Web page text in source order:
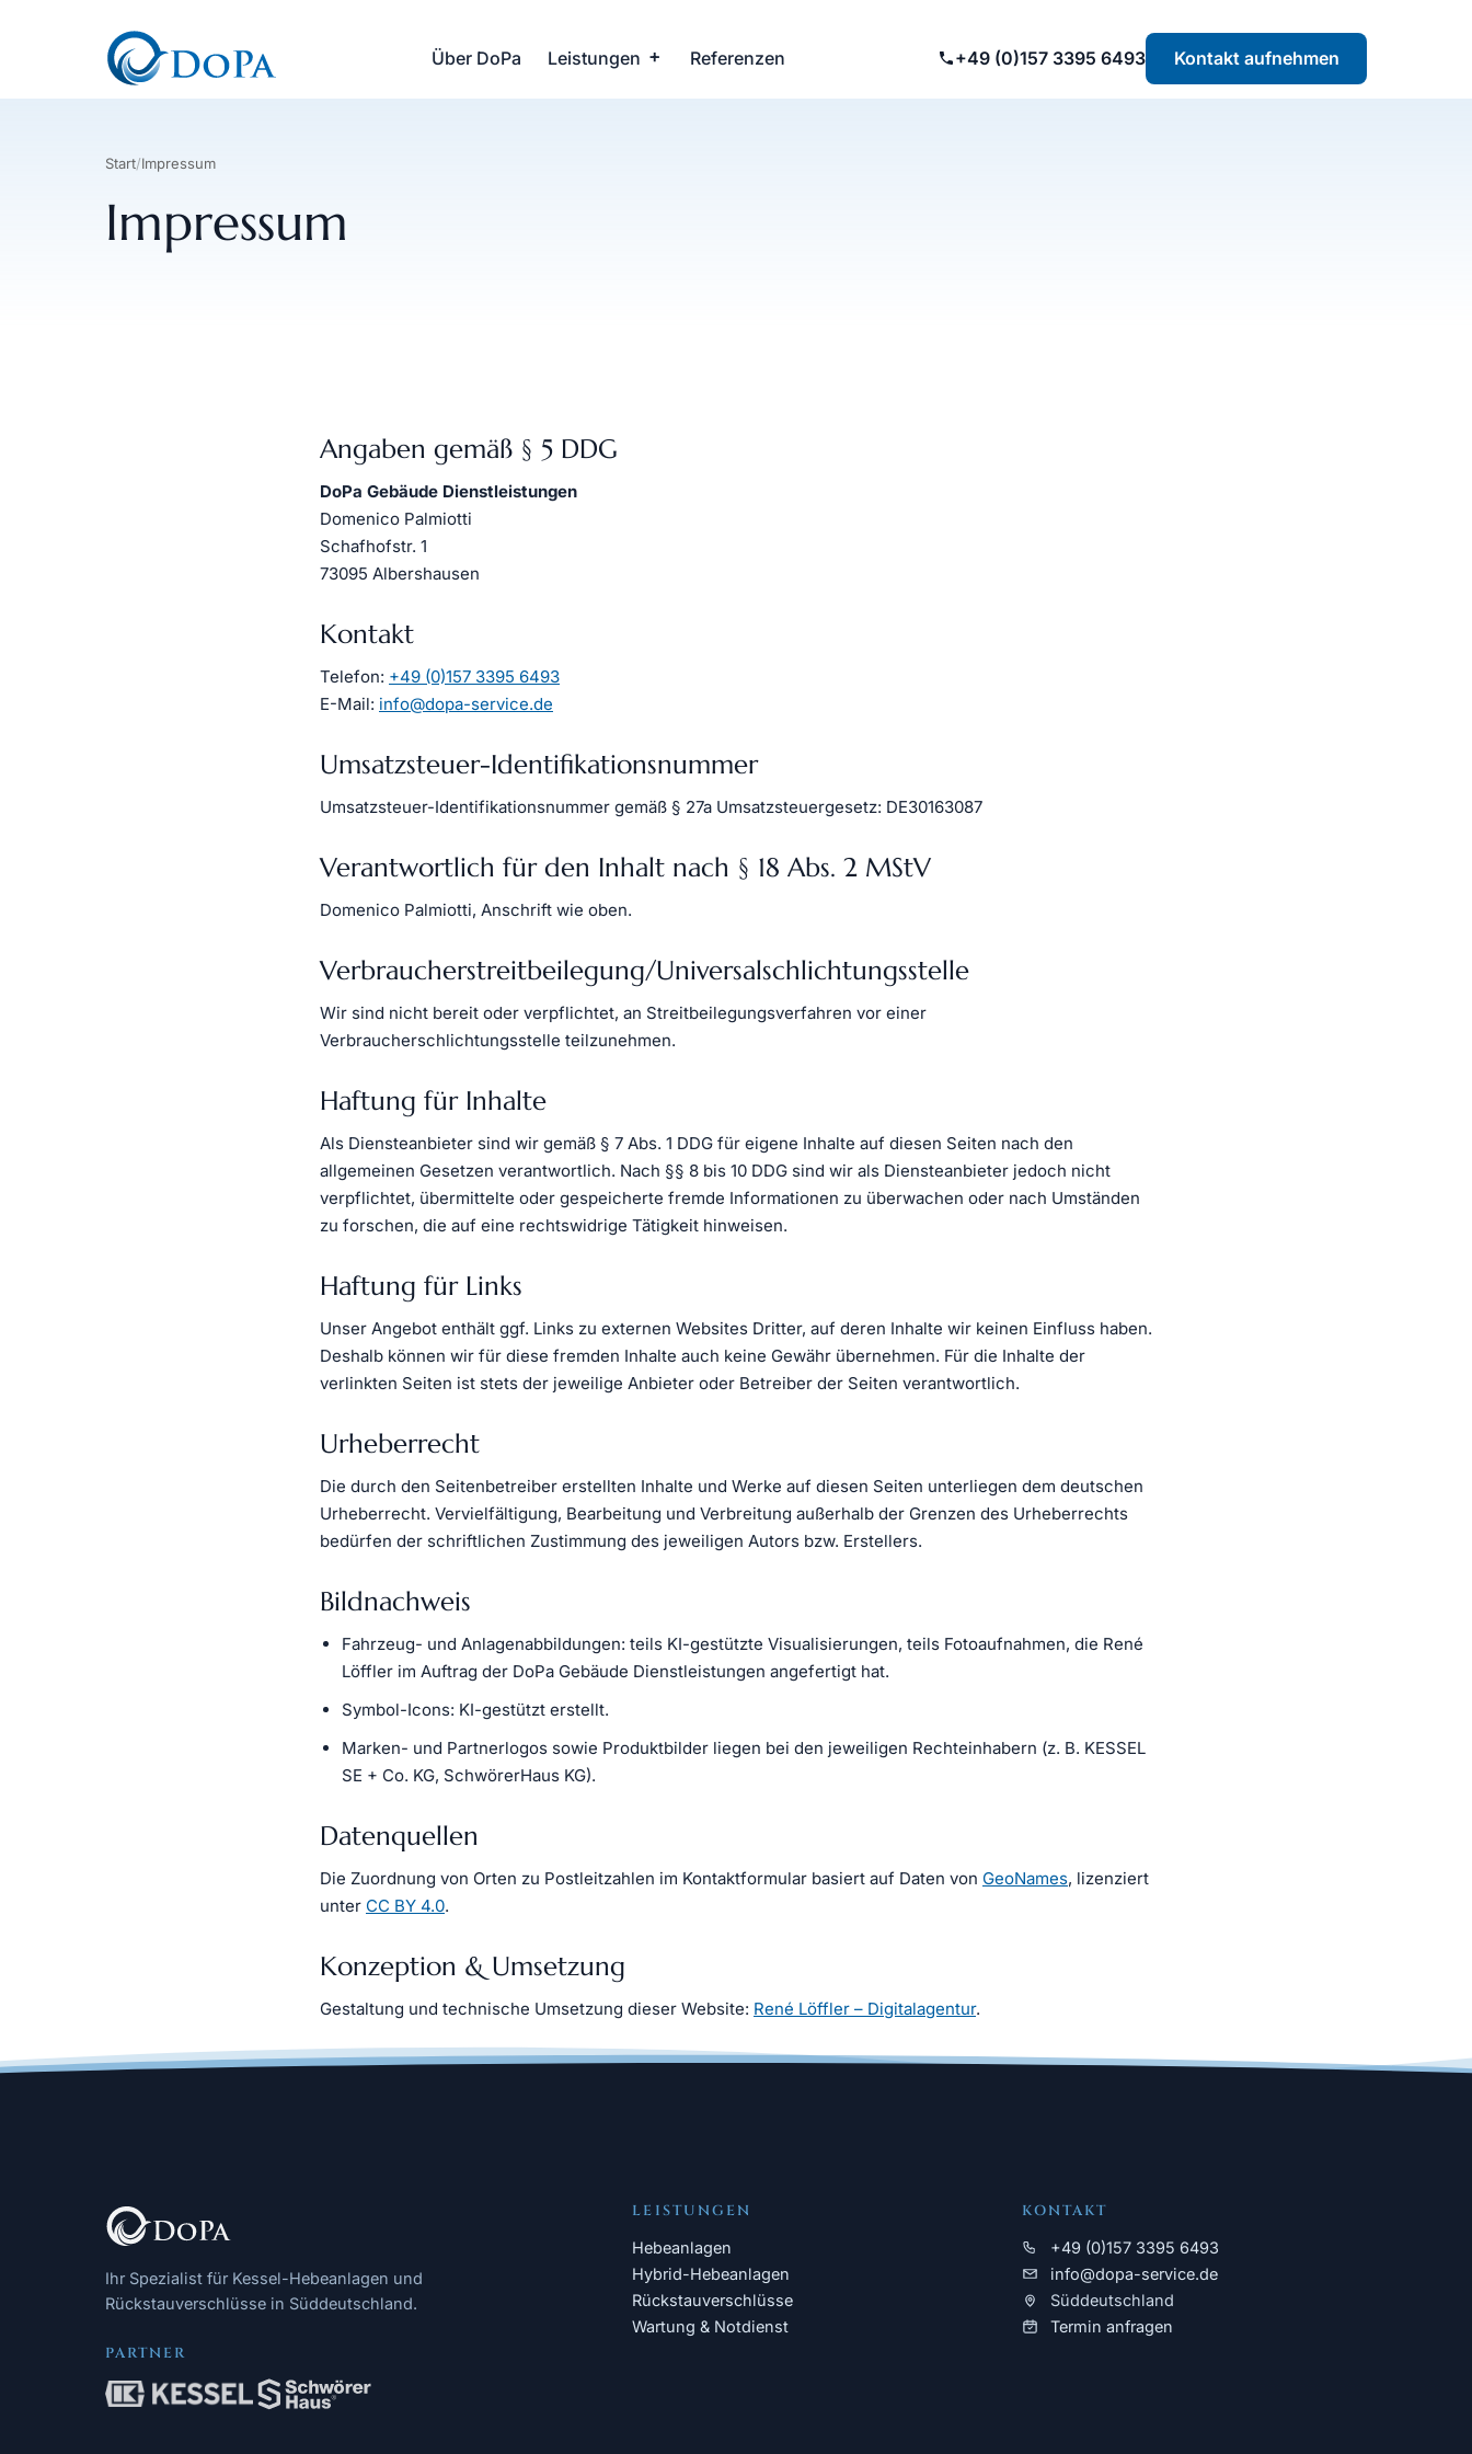
Über DoPa Leistungen Referenzen +49 (0)157 3395 6493 Kontakt aufnehmen
Start/Impressum
Impressum
Angaben gemäß § 5 DDG
DoPa Gebäude Dienstleistungen
Domenico Palmiotti
Schafhofstr. 1
73095 Albershausen
Kontakt
Telefon: +49 (0)157 3395 6493
E-Mail: info@dopa-service.de
Umsatzsteuer-Identifikationsnummer
Umsatzsteuer-Identifikationsnummer gemäß § 27a Umsatzsteuergesetz: DE30163087
Verantwortlich für den Inhalt nach § 18 Abs. 2 MStV
Domenico Palmiotti, Anschrift wie oben.
Verbraucher­streit­beilegung/Universal­schlichtungs­stelle
Wir sind nicht bereit oder verpflichtet, an Streitbeilegungsverfahren vor einer
Verbraucherschlichtungsstelle teilzunehmen.
Haftung für Inhalte
Als Diensteanbieter sind wir gemäß § 7 Abs. 1 DDG für eigene Inhalte auf diesen Seiten nach den
allgemeinen Gesetzen verantwortlich. Nach §§ 8 bis 10 DDG sind wir als Diensteanbieter jedoch nicht
verpflichtet, übermittelte oder gespeicherte fremde Informationen zu überwachen oder nach Umständen
zu forschen, die auf eine rechtswidrige Tätigkeit hinweisen.
Haftung für Links
Unser Angebot enthält ggf. Links zu externen Websites Dritter, auf deren Inhalte wir keinen Einfluss haben.
Deshalb können wir für diese fremden Inhalte auch keine Gewähr übernehmen. Für die Inhalte der
verlinkten Seiten ist stets der jeweilige Anbieter oder Betreiber der Seiten verantwortlich.
Urheberrecht
Die durch den Seitenbetreiber erstellten Inhalte und Werke auf diesen Seiten unterliegen dem deutschen
Urheberrecht. Vervielfältigung, Bearbeitung und Verbreitung außerhalb der Grenzen des Urheberrechts
bedürfen der schriftlichen Zustimmung des jeweiligen Autors bzw. Erstellers.
Bildnachweis
Fahrzeug- und Anlagenabbildungen: teils KI-gestützte Visualisierungen, teils Fotoaufnahmen, die René
Löffler im Auftrag der DoPa Gebäude Dienstleistungen angefertigt hat.
Symbol-Icons: KI-gestützt erstellt.
Marken- und Partnerlogos sowie Produktbilder liegen bei den jeweiligen Rechteinhabern (z. B. KESSEL
SE + Co. KG, SchwörerHaus KG).
Datenquellen
Die Zuordnung von Orten zu Postleitzahlen im Kontaktformular basiert auf Daten von GeoNames, lizenziert
unter CC BY 4.0.
Konzeption & Umsetzung
Gestaltung und technische Umsetzung dieser Website: René Löffler – Digitalagentur.
Ihr Spezialist für Kessel-Hebeanlagen und
Rückstauverschlüsse in Süddeutschland.
PARTNER
LEISTUNGEN
Hebeanlagen
Hybrid-Hebeanlagen
Rückstauverschlüsse
Wartung & Notdienst
KONTAKT
+49 (0)157 3395 6493
info@dopa-service.de
Süddeutschland
Termin anfragen